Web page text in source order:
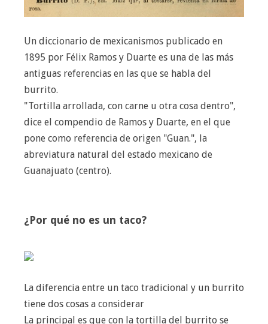
Un diccionario de mexicanismos publicado en
1895 por Félix Ramos y Duarte es una de las más
antiguas referencias en las que se habla del
burrito.
"Tortilla arrollada, con carne u otra cosa dentro",
dice el compendio de Ramos y Duarte, en el que
pone como referencia de origen "Guan.", la
abreviatura natural del estado mexicano de
Guanajuato (centro).
¿Por qué no es un taco?
La diferencia entre un taco tradicional y un burrito
tiene dos cosas a considerar
La principal es que con la tortilla del burrito se